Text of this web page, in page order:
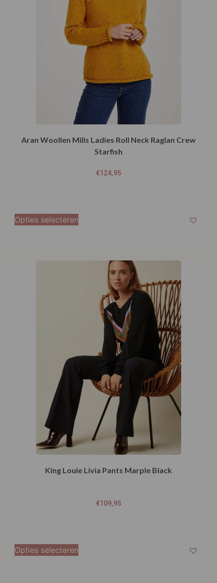
Aran Woollen Mills Ladies Roll Neck Raglan Crew
Starfish
€124,95
Opties selecteren
King Louie Livia Pants Marple Black
€109,95
Opties selecteren